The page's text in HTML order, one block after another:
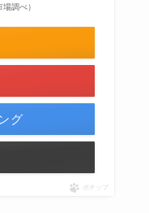
調べ）
グ
ポチップ